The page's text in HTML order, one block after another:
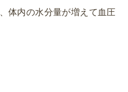
体内の水分量が増えて血圧